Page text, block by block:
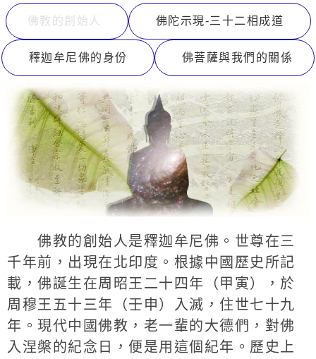
佛教的創始人 佛陀示現-三十二相成道
釋迦牟尼佛的身份 佛菩薩與我們的關係
佛教的創始人是釋迦牟尼佛。世尊在三
千年前，出現在北印度。根據中國歷史所記
載，佛誕生在周昭王二十四年（甲寅），於
周穆王五十三年（壬申）入滅，住世七十九
年。現代中國佛教，老一輩的大德們，對佛
入涅槃的紀念日，便是用這個紀年。歷史上